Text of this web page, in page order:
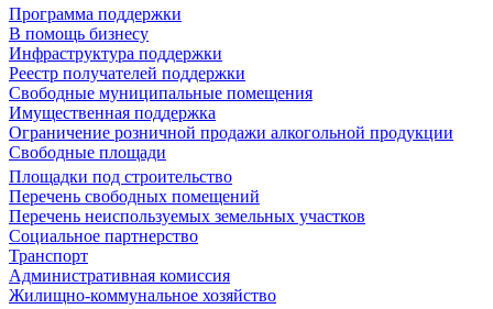
Программа поддержки
В помощь бизнесу
Инфраструктура поддержки
Реестр получателей поддержки
Свободные муниципальные помещения
Имущественная поддержка
Ограничение розничной продажи алкогольной продукции
Свободные площади
Площадки под строительство
Перечень свободных помещений
Перечень неиспользуемых земельных участков
Социальное партнерство
Транспорт
Административная комиссия
Жилищно-коммунальное хозяйство